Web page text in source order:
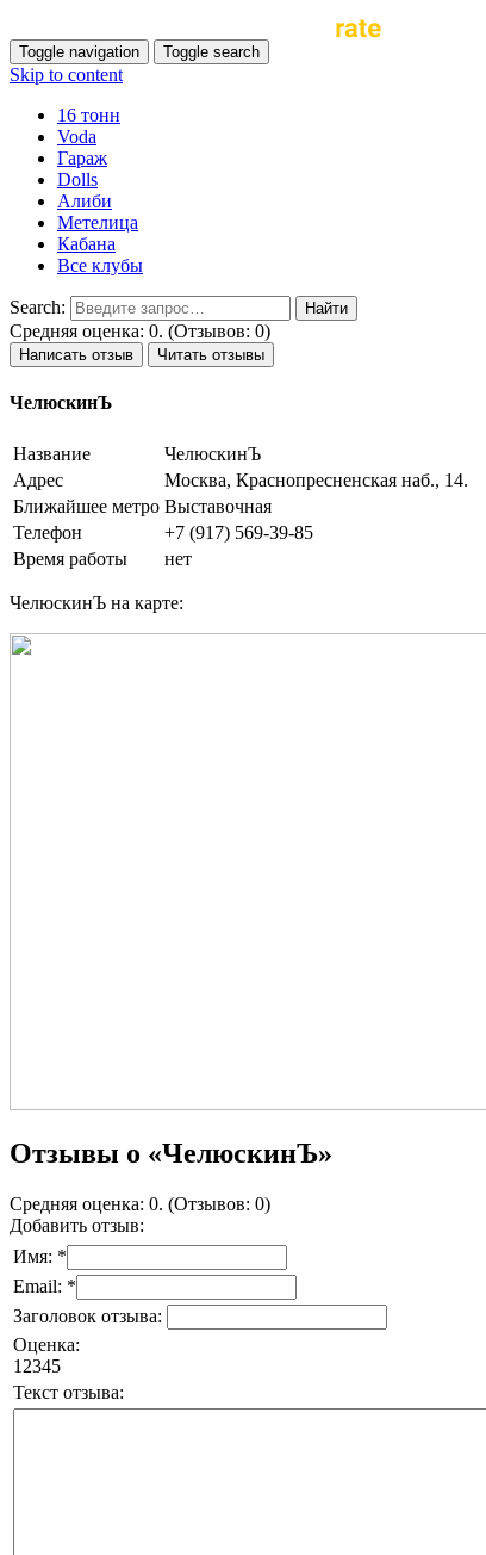
Toggle navigation Toggle search
Skip to content
16 тонн
Voda
Гараж
Dolls
Алиби
Метелица
Кабана
Все клубы
Search:
Средняя оценка: 0. (Отзывов: 0)
Написать отзыв Читать отзывы
ЧелюскинЪ
Название
ЧелюскинЪ
Адрес
Москва, Краснопресненская наб., 14.
Ближайшее метро Выставочная
Телефон
+7 (917) 569-39-85
Время работы
нет
ЧелюскинЪ на карте:
Отзывы о «ЧелюскинЪ»
Средняя оценка: 0. (Отзывов: 0)
Добавить отзыв:
Имя: *
Email: *
Заголовок отзыва:
Оценка:
1 2345
Текст отзыва: